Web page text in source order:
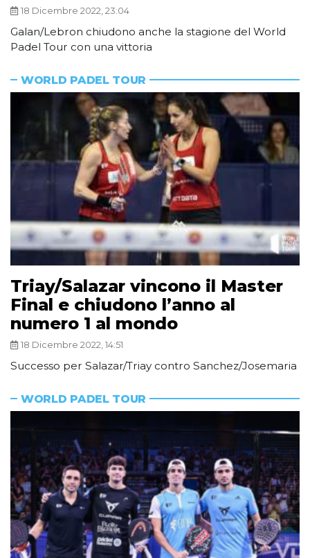
18 Dicembre 2022, 23:04
Galan/Lebron chiudono anche la stagione del World
Padel Tour con una vittoria
WORLD PADEL TOUR
Triay/Salazar vincono il Master
Final e chiudono l’anno al
numero 1 al mondo
18 Dicembre 2022, 14:51
Successo per Salazar/Triay contro Sanchez/Josemaria
WORLD PADEL TOUR